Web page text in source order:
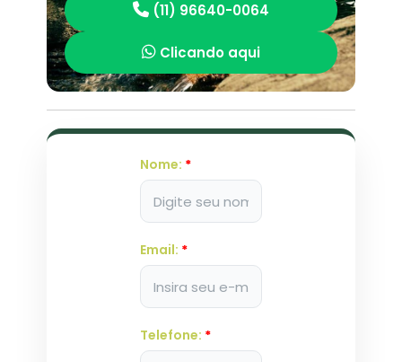
(11) 96640-0064
Clicando aqui
Nome: *
Email: *
Telefone: *